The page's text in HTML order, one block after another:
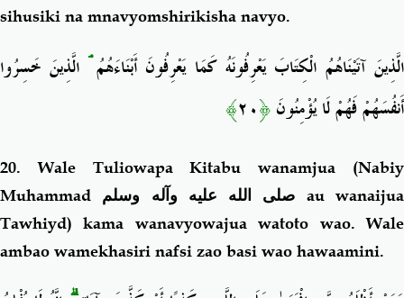
sihusiki na mnavyomshirikisha navyo.
الَّذِينَ آتَيْنَاهُمُ الْكِتَابَ يَعْرِفُونَهُ كَمَا يَعْرِفُونَ أَبْنَاءَهُمُۘالَّذِينَ خَسِرُوا
أَنفُسَهُمْ فَهُمْ لَا يُؤْمِنُونَ﴿٢٠﴾
20. Wale Tuliowapa Kitabu wanamjua (Nabiy
Muhammad صلى الله عليه وآله وسلم au wanaijua
Tawhiyd) kama wanavyowajua watoto wao. Wale
ambao wamekhasiri nafsi zao basi wao hawaamini.